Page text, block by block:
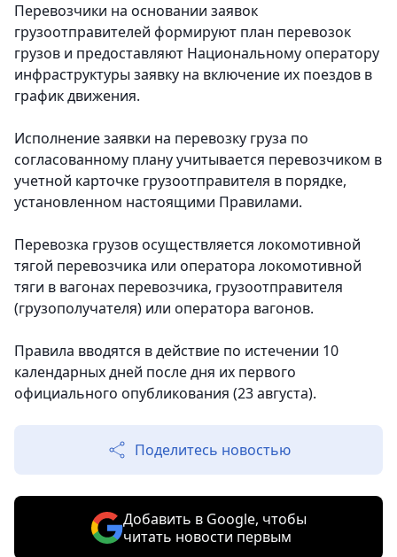
Перевозчики на основании заявок
грузоотправителей формируют план перевозок
грузов и предоставляют Национальному оператору
инфраструктуры заявку на включение их поездов в
график движения.
Исполнение заявки на перевозку груза по
согласованному плану учитывается перевозчиком в
учетной карточке грузоотправителя в порядке,
установленном настоящими Правилами.
Перевозка грузов осуществляется локомотивной
тягой перевозчика или оператора локомотивной
тяги в вагонах перевозчика, грузоотправителя
(грузополучателя) или оператора вагонов.
Правила вводятся в действие по истечении 10
календарных дней после дня их первого
официального опубликования (23 августа).
Поделитесь новостью
Добавить в Google, чтобы
читать новости первым